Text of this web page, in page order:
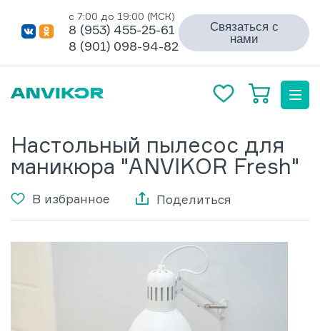
с 7:00 до 19:00 (МСК)
8 (953) 455-25-61
8 (901) 098-94-82
Связаться с
нами
Настольный пылесос для
маникюра "ANVIKOR Fresh"
В избранное Поделиться